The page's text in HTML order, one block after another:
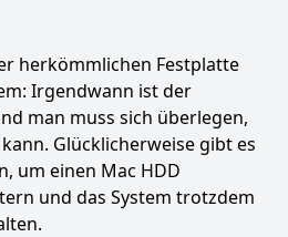
herkömmlichen Festplatte
Irgendwann ist der
man muss sich überlegen,
Glücklicherweise gibt es
um einen Mac HDD
und das System trotzdem